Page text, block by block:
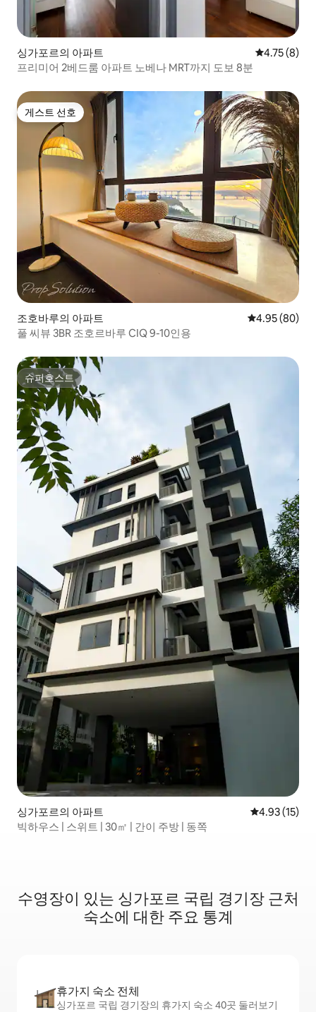
싱가포르의 아파트 평점 4.75점
4.75 (8)
프리미어 2베드룸 아파트 노베나 MRT까지 도보 8분
게스트 선호
게스트 선호
조호바루의 아파트 평점 4.95점(5
4.95 (80)
풀 씨뷰 3BR 조호르바루 CIQ 9-10인용
슈퍼호스트
슈퍼호스트
싱가포르의 아파트 평점 4.93점
4.93 (15)
빅하우스 | 스위트 | 30㎡ | 간이 주방 | 동쪽
수영장이 있는 싱가포르 국립 경기장 근처
숙소에 대한 주요 통계
휴가지 숙소 전체
싱가포르 국립 경기장의 휴가지 숙소 40곳 둘러보기